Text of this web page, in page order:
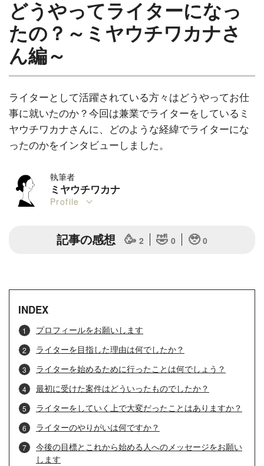
どうやってライターになっ
たの？～ミヤウチワカナさ
ん編～
ライターとして活躍されている方々はどうやってお仕
事に就いたのか？今回は兼業でライターをしているミ
ヤウチワカナさんに、どのような経緯でライターにな
ったのかをインタビューしました。
執筆者
ミヤウチワカナ
Profile
記事の感想 🥳 2 🤣 0 🥹 0
INDEX
プロフィールをお願いします
ライターを目指した理由は何でしたか？
ライターを始めるために行ったことは何でしょう？
最初に受けた案件はどういったものでしたか？
ライターをしていく上で大変だったことはありますか？
ライターのやりがいは何ですか？
今後の目標とこれから始める人へのメッセージをお願い
します